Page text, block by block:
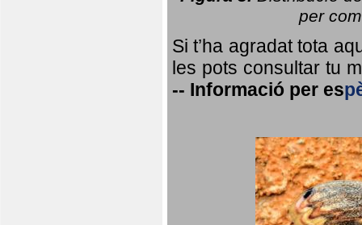
per
Si t’ha agradat tota
les pots consultar tu
-- Informació per es